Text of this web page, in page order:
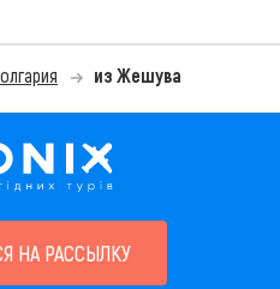
из Жешува
НА РАССЫЛКУ